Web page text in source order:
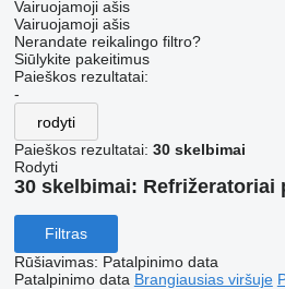
Vairuojamoji ašis
Vairuojamoji ašis
Nerandate reikalingo filtro?
Siūlykite pakeitimus
Paieškos rezultatai:
-
rodyti
Paieškos rezultatai: 30 skelbimai
Rodyti
30 skelbimai: Refrižeratoriai
Filtras
Rūšiavimas: Patalpinimo data
Patalpinimo data Brangiausias viršuje